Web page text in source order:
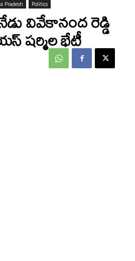
Pradesh Politics
వివేకానంద రెడ్డి
షర్మిల భేటీ